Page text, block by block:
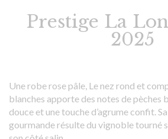
Prestige La
2025
Une robe rose pâle, Le nez rond et
blanches apporte des notes de pèches
douce et une touche d’agrume confit.
gourmande résulte du vignoble tourné